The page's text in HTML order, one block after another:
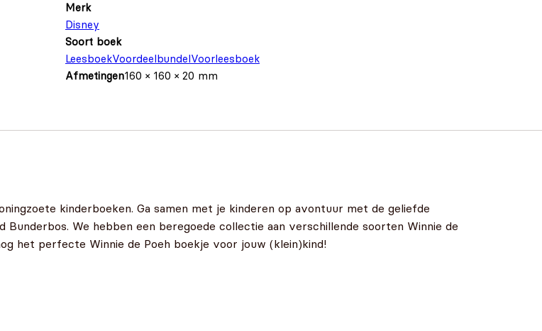
Merk
Disney
Soort boek
LeesboekVoordeelbundelVoorleesboek
Afmetingen160 × 160 × 20 mm
kinderboeken. Ga samen met je kinderen op avontuur met de geliefde
We hebben een beregoede collectie aan verschillende soorten Winnie de
het perfecte Winnie de Poeh boekje voor jouw (klein)kind!